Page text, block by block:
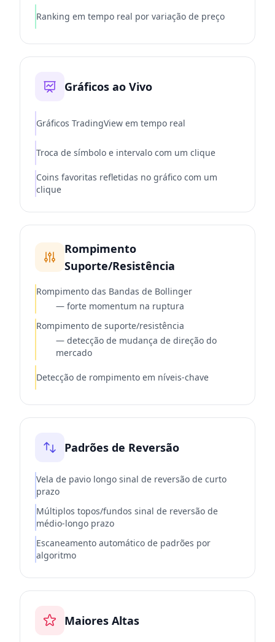
Ranking em tempo real por variação de preço
Gráficos ao Vivo
Gráficos TradingView em tempo real
Troca de símbolo e intervalo com um clique
Coins favoritas refletidas no gráfico com um
clique
Rompimento
Suporte/Resistência
Rompimento das Bandas de Bollinger
— forte momentum na ruptura
Rompimento de suporte/resistência
— detecção de mudança de direção do
mercado
Detecção de rompimento em níveis-chave
Padrões de Reversão
Vela de pavio longo sinal de reversão de curto
prazo
Múltiplos topos/fundos sinal de reversão de
médio-longo prazo
Escaneamento automático de padrões por
algoritmo
Maiores Altas